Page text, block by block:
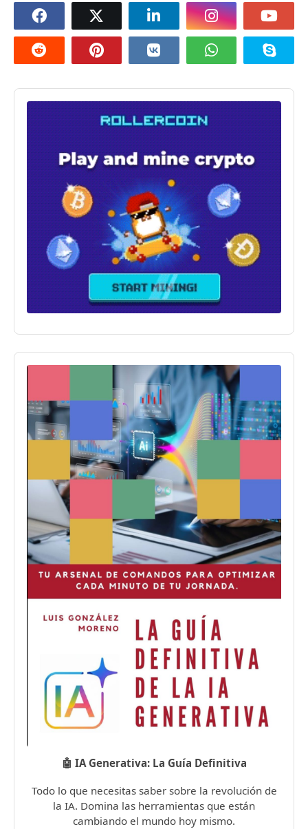
🤖 IA Generativa: La Guía Definitiva
Todo lo que necesitas saber sobre la revolución de
la IA. Domina las herramientas que están
cambiando el mundo hoy mismo.